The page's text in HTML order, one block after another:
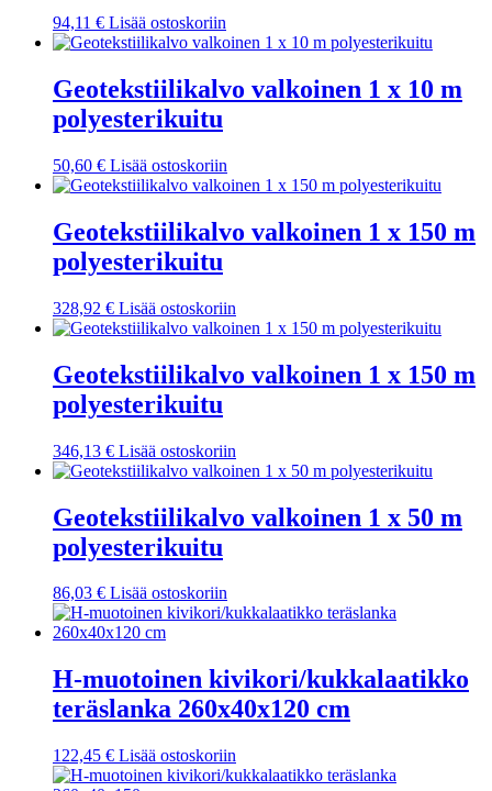
94,11 € Lisää ostoskoriin
Geotekstiilikalvo valkoinen 1 x 10 m
polyesterikuitu
50,60 € Lisää ostoskoriin
Geotekstiilikalvo valkoinen 1 x 150 m
polyesterikuitu
328,92 € Lisää ostoskoriin
Geotekstiilikalvo valkoinen 1 x 150 m
polyesterikuitu
346,13 € Lisää ostoskoriin
Geotekstiilikalvo valkoinen 1 x 50 m
polyesterikuitu
86,03 € Lisää ostoskoriin
H-muotoinen kivikori/kukkalaatikko
teräslanka 260x40x120 cm
122,45 € Lisää ostoskoriin